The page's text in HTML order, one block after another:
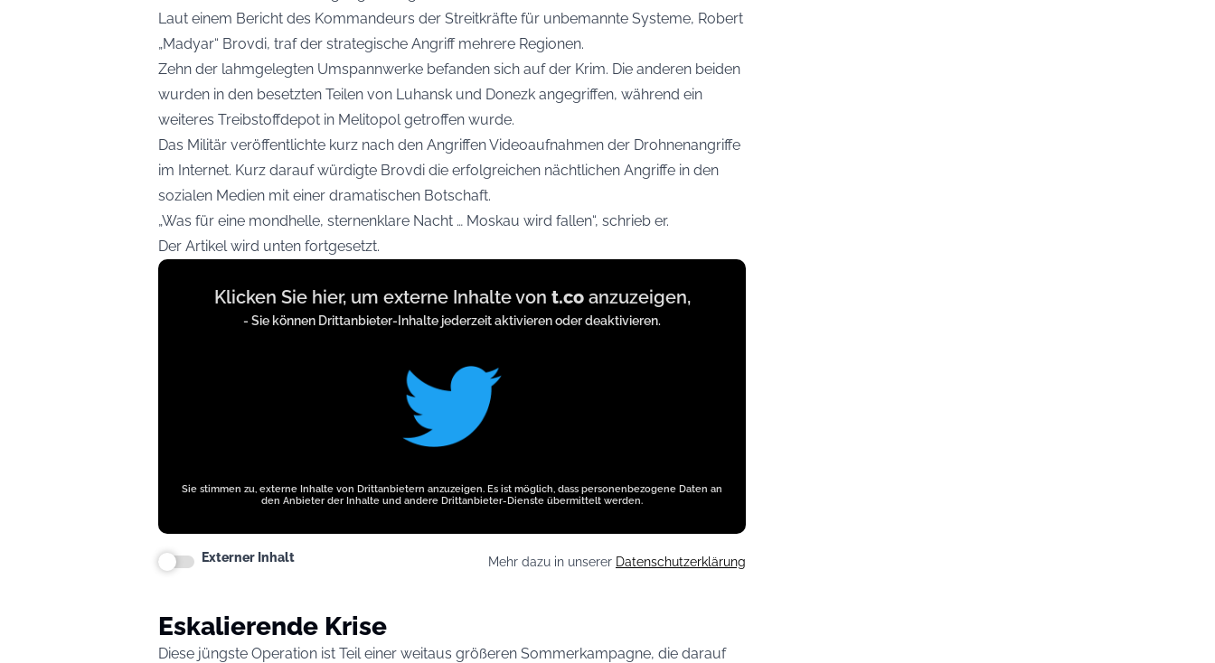
Laut einem Bericht des Kommandeurs der Streitkräfte für unbemannte Systeme, Robert
„Madyar“ Brovdi, traf der strategische Angriff mehrere Regionen.
Zehn der lahmgelegten Umspannwerke befanden sich auf der Krim. Die anderen beiden
wurden in den besetzten Teilen von Luhansk und Donezk angegriffen, während ein
weiteres Treibstoffdepot in Melitopol getroffen wurde.
Das Militär veröffentlichte kurz nach den Angriffen Videoaufnahmen der Drohnenangriffe
im Internet. Kurz darauf würdigte Brovdi die erfolgreichen nächtlichen Angriffe in den
sozialen Medien mit einer dramatischen Botschaft.
„Was für eine mondhelle, sternenklare Nacht … Moskau wird fallen“, schrieb er.
Der Artikel wird unten fortgesetzt.
Display
Klicken Sie hier, um externe Inhalte von t.coanzuzeigen,
- Sie können Drittanbieter-Inhalte jederzeit aktivieren oder deaktivieren.
Sie stimmen zu, externe Inhalte von Drittanbietern anzuzeigen. Es ist möglich, dass personenbezogene Daten an
den Anbieter der Inhalte und andere Drittanbieter-Dienste übermittelt werden.
Externer Inhalt Mehr dazu in unserer Datenschutzerklärung
Eskalierende Krise
Diese jüngste Operation ist Teil einer weitaus größeren Sommerkampagne, die darauf